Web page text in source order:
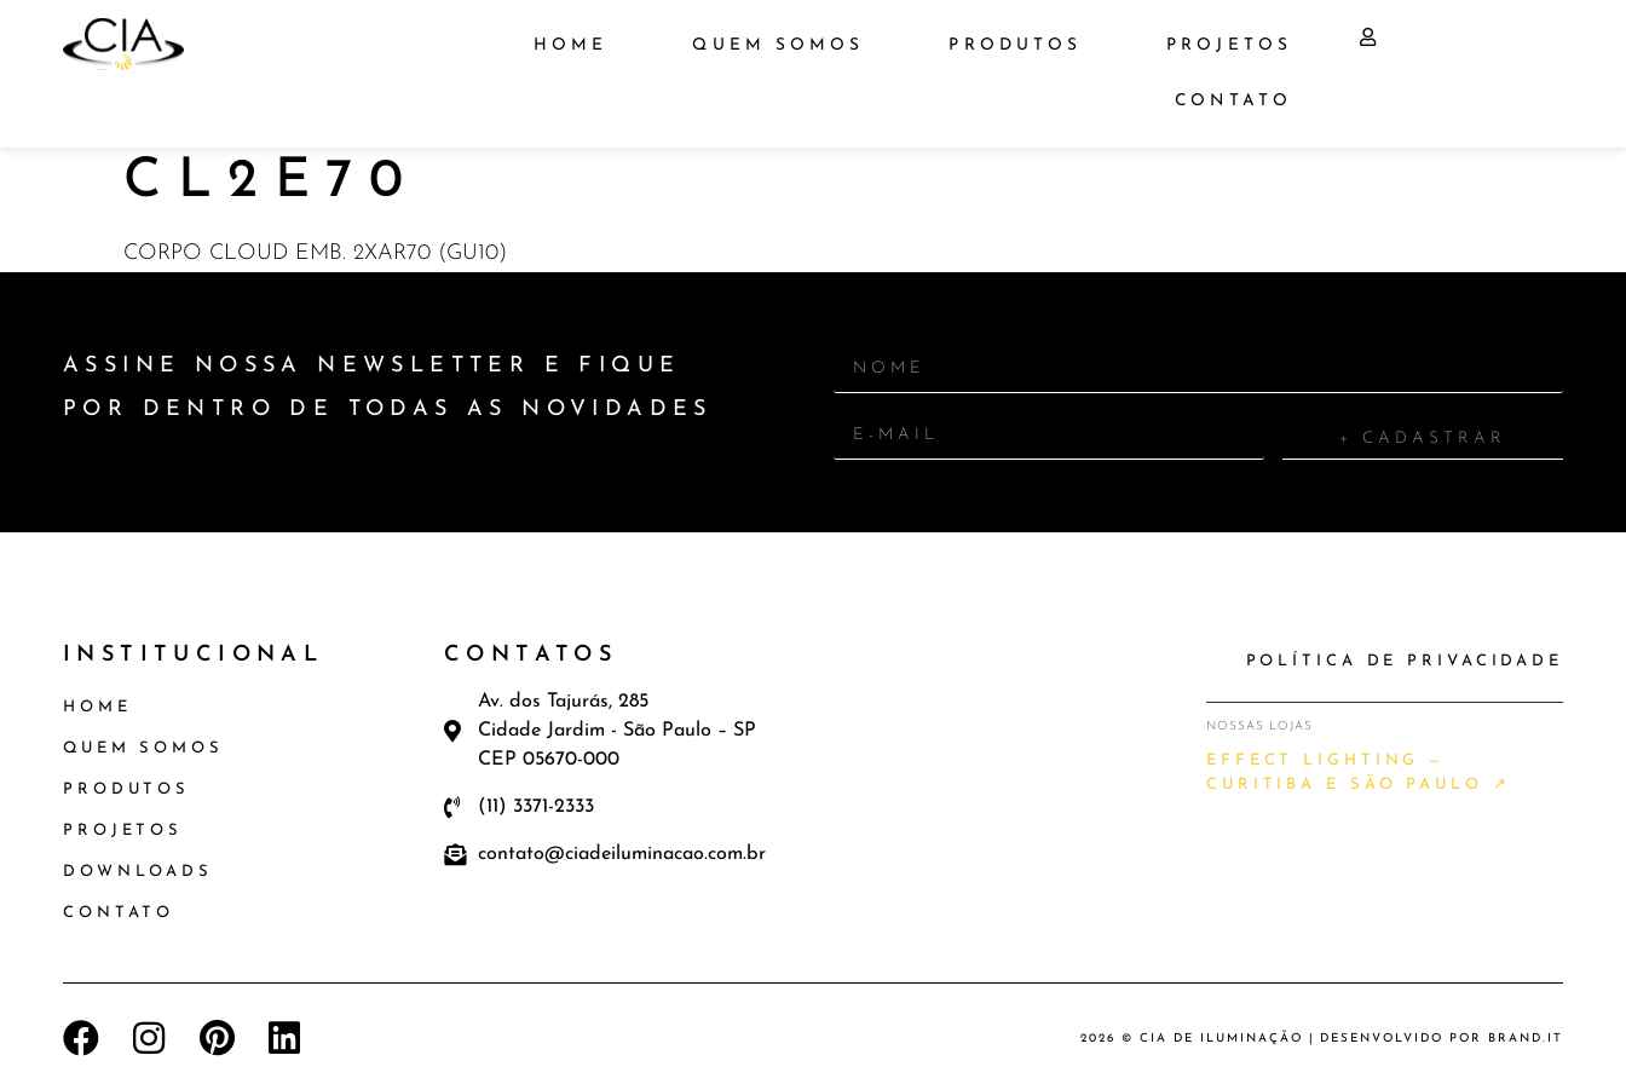
HOME QUEM SOMOS PRODUTOS PROJETOS
CONTATO
CL2E70
CORPO CLOUD EMB. 2XAR70 (GU10)
ASSINE NOSSA NEWSLETTER E FIQUE
POR DENTRO DE TODAS AS NOVIDADES
+ CADASTRAR
INSTITUCIONAL
HOME
QUEM SOMOS
PRODUTOS
PROJETOS
DOWNLOADS
CONTATO
CONTATOS
Av. dos Tajurás, 285
Cidade Jardim - São Paulo – SP
CEP 05670-000
(11) 3371-2333
contato@ciadeiluminacao.com.br
POLÍTICA DE PRIVACIDADE
NOSSAS LOJAS
EFFECT LIGHTING —
CURITIBA E SÃO PAULO ↗
2026 © CIA DE ILUMINAÇÃO | DESENVOLVIDO POR BRAND.IT